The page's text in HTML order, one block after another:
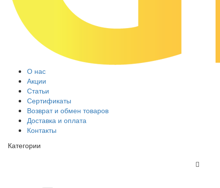
О нас
Акции
Статьи
Сертификаты
Возврат и обмен товаров
Доставка и оплата
Контакты
Категории